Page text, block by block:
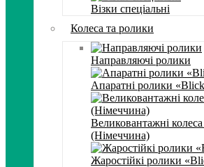
Візки спеціальні
Колеса та ролики
Направляючі ролики
Апаратні ролики
Великовантажні
(Німеччина)
Жаростійкі ролики